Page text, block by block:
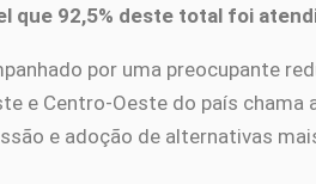
que 92,5% deste total foi
por uma preocupante
e Centro-Oeste do país
e adoção de alternativas